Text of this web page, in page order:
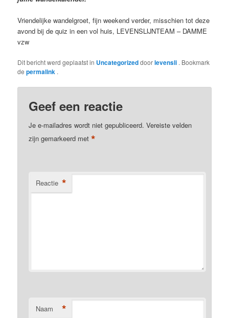
Vriendelijke wandelgroet, fijn weekend verder, misschien tot deze
avond bij de quiz in een vol huis, LEVENSLIJNTEAM – DAMME
vzw
Dit bericht werd geplaatst in Uncategorizeddoorlevensli . Bookmark
depermalink .
Geef een reactie
Je e-mailadres wordt niet gepubliceerd. Vereiste velden
zijn gemarkeerd met*
Reactie *
Naam *